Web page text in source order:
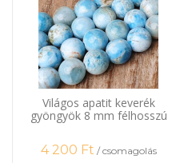
Világos apatit keverék
gyöngyök 8 mm félhosszú
4 200 Ft / csomagolás